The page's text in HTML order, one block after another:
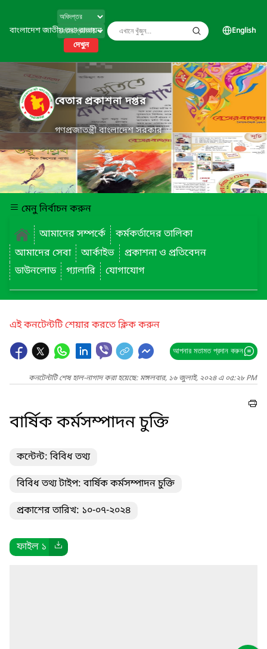
বাংলাদেশ জাতীয় তথ্য বাতায়ন
দেখুন
English
বেতার প্রকাশনা দপ্তর
গণপ্রজাতন্ত্রী বাংলাদেশ সরকার
মেনু নির্বাচন করুন
আমাদের সম্পর্কে
কর্মকর্তাদের তালিকা
আমাদের সেবা
আর্কাইভ
প্রকাশনা ও প্রতিবেদন
ডাউনলোড
গ্যালারি যোগাযোগ
এই কনটেন্টটি শেয়ার করতে ক্লিক করুন
আপনার মতামত প্রদান করুন
কনটেন্টটি শেষ হাল-নাগাদ করা হয়েছে: মঙ্গলবার, ১৬ জুলাই, ২০২৪ এ ০৫:২৮ PM
বার্ষিক কর্মসম্পাদন চুক্তি
কন্টেন্ট: বিবিধ তথ্য
বিবিধ তথ্য টাইপ: বার্ষিক কর্মসম্পাদন চুক্তি
প্রকাশের তারিখ: ১০-০৭-২০২৪
ফাইল ১